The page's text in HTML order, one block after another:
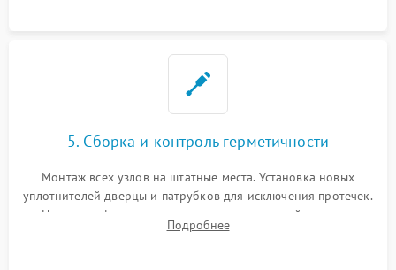
5. Сборка и контроль герметичности
Монтаж всех узлов на штатные места. Установка новых
уплотнителей дверцы и патрубков для исключения протечек.
Надежная фиксация хомутов гидравлической системы,
сборка корпуса и установка датчика поплавка.
Подробнее